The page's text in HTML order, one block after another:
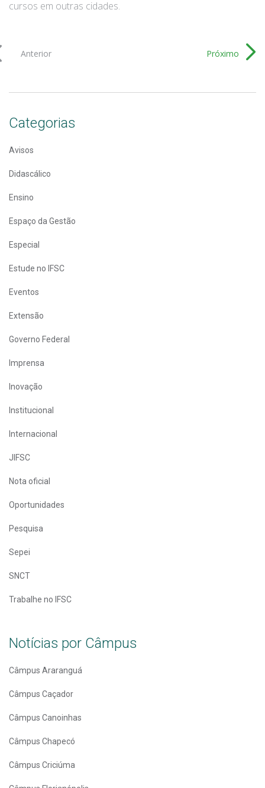
cursos em outras cidades.
Anterior Próximo
Categorias
Avisos
Didascálico
Ensino
Espaço da Gestão
Especial
Estude no IFSC
Eventos
Extensão
Governo Federal
Imprensa
Inovação
Institucional
Internacional
JIFSC
Nota oficial
Oportunidades
Pesquisa
Sepei
SNCT
Trabalhe no IFSC
Notícias por Câmpus
Câmpus Araranguá
Câmpus Caçador
Câmpus Canoinhas
Câmpus Chapecó
Câmpus Criciúma